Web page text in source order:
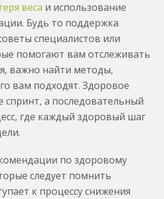
веса и использование
Будь то поддержка
специалистов или
помогают вам отслеживать
важно найти методы,
вам подходят. Здоровое
спринт, а последовательный
где каждый здоровый шаг
по здоровому
следует помнить
к процессу снижения